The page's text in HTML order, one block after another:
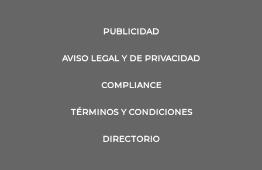
PUBLICIDAD
AVISO LEGAL Y DE PRIVACIDAD
COMPLIANCE
TÉRMINOS Y CONDICIONES
DIRECTORIO